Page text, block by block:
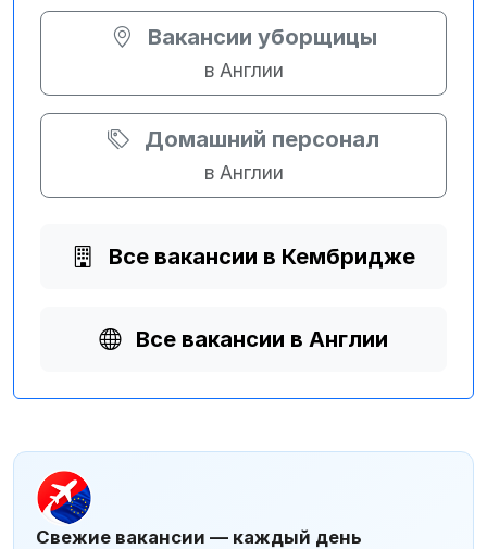
Вакансии уборщицы
в Англии
Домашний персонал
в Англии
Все вакансии в Кембридже
Все вакансии в Англии
Свежие вакансии — каждый день